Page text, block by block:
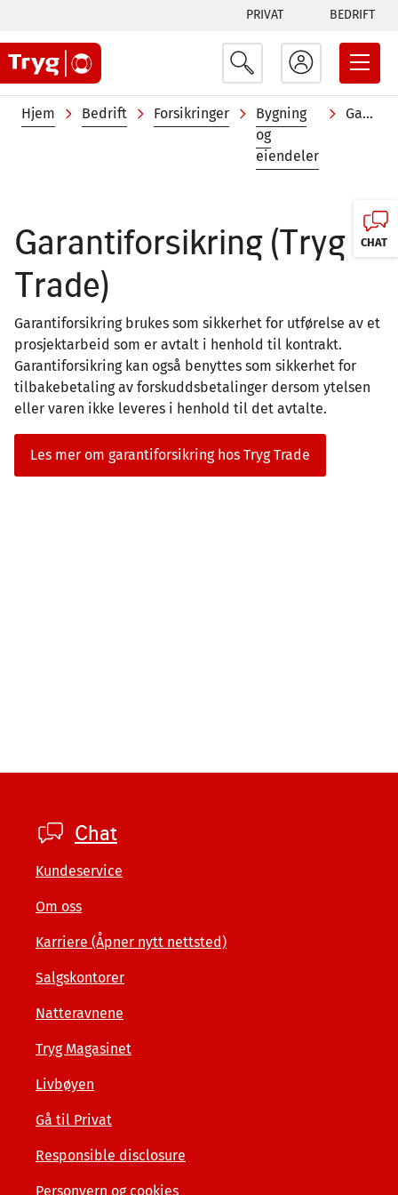
hovedinnhold
Tabs
menu
PRIVAT BEDRIFT
Navigasjonssti
Hjem Bedrift Forsikringer
Bygning
og
eiendeler
Garantiforsikring
Garantiforsikring (Tryg
Trade)
Garantiforsikring brukes som sikkerhet for utførelse av et
prosjektarbeid som er avtalt i henhold til kontrakt.
Garantiforsikring kan også benyttes som sikkerhet for
tilbakebetaling av forskuddsbetalinger dersom ytelsen
eller varen ikke leveres i henhold til det avtalte.
Les mer om garantiforsikring hos Tryg Trade
CHAT
Footer
company
Chat
Kundeservice
Om oss
Karriere (Åpner nytt nettsted)
Salgskontorer
Natteravnene
Tryg Magasinet
Livbøyen
Gå til Privat
Responsible disclosure
Personvern og cookies